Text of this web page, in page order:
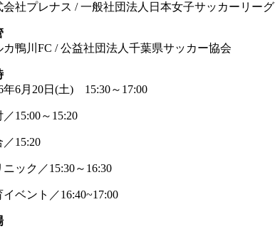
会社プレナス / 一般社団法人日本女子サッカーリーグ
カ鴨川FC / 公益社団法人千葉県サッカー協会
年6月20日(土) 15:30～17:00
／15:00～15:20
／15:20
ニック／15:30～16:30
イベント／16:40~17:00